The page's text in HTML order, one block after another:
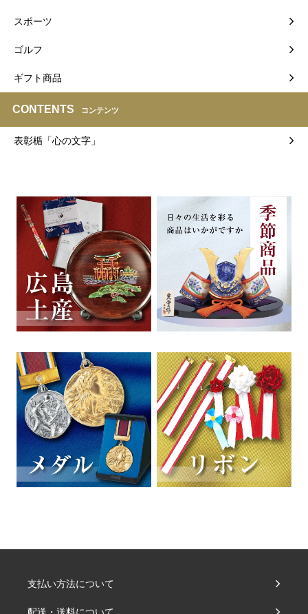
スポーツ
ゴルフ
ギフト商品
CONTENTS コンテンツ
表彰楯「心の文字」
支払い方法について
配送・送料について